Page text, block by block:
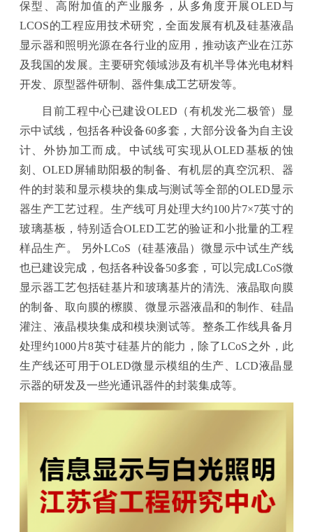
保型、高附加值的产业服务，从多角度开展OLED与
LCOS的工程应用技术研究，全面发展有机及硅基液晶
显示器和照明光源在各行业的应用，推动该产业在江苏
及我国的发展。主要研究领域涉及有机半导体光电材料
开发、原型器件研制、器件集成工艺研发等。
目前工程中心已建设OLED （有机发光二极管）显
示中试线，包括各种设备60多套，大部分设备为自主设
计、外协加工而成。中试线可实现从OLED基板的蚀
刻、OLED 屏辅助阳极的制备、有机层的真空沉积、器
件的封装和显示模块的集成与测试等全部的OLED显示
器生产工艺过程。生产线可月处理大约100 片7×7英寸的
玻璃基板，特别适合OLED工艺的验证和小批量的工程
样品生产。 另外LCoS （硅基液晶）微显示中试生产线
也已建设完成，包括各种设备50多套，可以完成LCoS微
显示器工艺包括硅基片和玻璃基片的清洗、液晶取向膜
的制备、取向膜的檫膜、微显示器液晶和的制作、硅晶
灌注、液晶模块集成和模块测试等。整条工作线具备月
处理约1000 片8英寸硅基片的能力，除了LCoS之外，此
生产线还可用于OLED微显示模组的生产、LCD液晶显
示器的研发及一些光通讯器件的封装集成等。